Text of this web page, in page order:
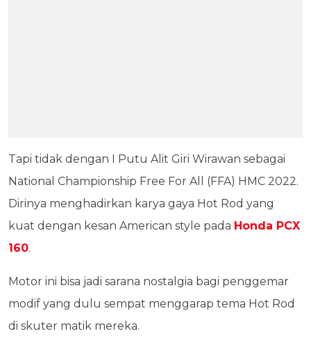
Tapi tidak dengan I Putu Alit Giri Wirawan sebagai
National Championship Free For All (FFA) HMC 2022.
Dirinya menghadirkan karya gaya Hot Rod yang
kuat dengan kesan American style pada Honda PCX
160.
Motor ini bisa jadi sarana nostalgia bagi penggemar
modif yang dulu sempat menggarap tema Hot Rod
di skuter matik mereka.